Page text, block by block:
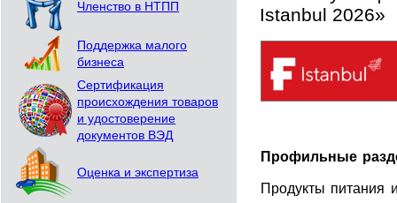
Членство в НТПП
Поддержка малого
бизнеса
Сертификация
происхождения товаров
и удостоверение
документов ВЭД
Оценка и экспертиза
Istanbul 2026»
Профильные
Продукты питания